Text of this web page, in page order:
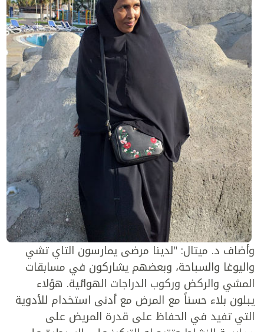
وأضاف د. ميتال: "لدينا مرضى يمارسون التاي تشي
واليوغا والسباحة، وبعضهم يشاركون في مسابقات
المشي والركض وركوب الدراجات الهوائية. هؤلاء
يبلون بلاء حسناً مع المرض مع أدنى استخدام للأدوية
التي تفيد في الحفاظ على قدرة المريض على